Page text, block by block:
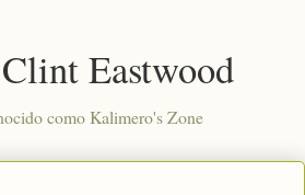
Eastwood
como Kalimero's Zone